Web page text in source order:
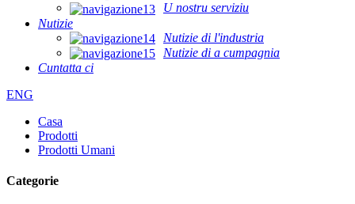
U nostru serviziu
Nutizie
Nutizie di l'industria
Nutizie di a cumpagnia
Cuntatta ci
ENG
Casa
Prodotti
Prodotti Umani
Categorie